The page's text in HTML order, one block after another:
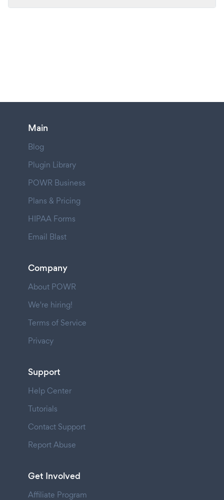
Main
Blog
Plugin Library
POWR Business
Plans & Pricing
HIPAA Forms
Email Blast
Company
About POWR
We're hiring!
Terms of Service
Privacy
Support
Help Center
Tutorials
Contact Support
Report Abuse
Get Involved
Affiliate Program